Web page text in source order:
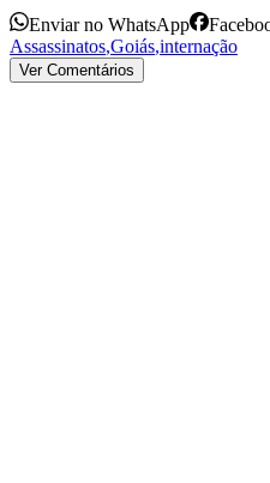
Enviar no WhatsApp
Assassinatos,Goiás,internação
Ver Comentários